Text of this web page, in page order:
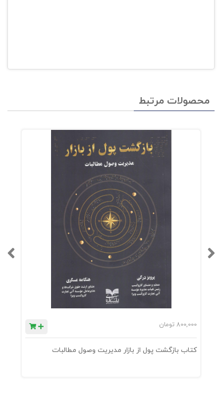
محصولات مرتبط
800,000 تومان
کتاب بازگشت پول از بازار مدیریت وصول مطالبات